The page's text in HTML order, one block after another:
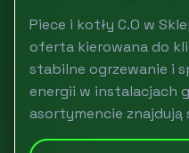
Piece i kotły C.O w
oferta kierowana do
stabilne ogrzewanie i
energii w instalacjach
asortymencie znajdują